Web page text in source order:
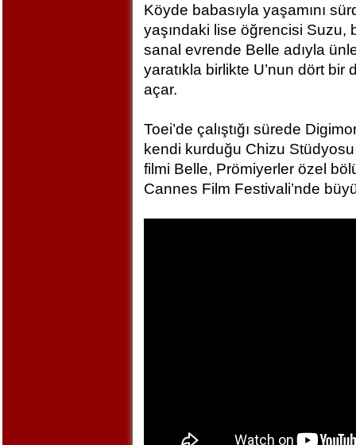
Köyde babasıyla yaşamını
yaşındaki lise öğrencisi Suzu,
sanal evrende Belle adıyla
yaratıkla birlikte U’nun dört
açar.
Toei’de çalıştığı sürede
kendi kurduğu Chizu
filmi Belle, Prömiyerler özel
Cannes Film Festivali’nde